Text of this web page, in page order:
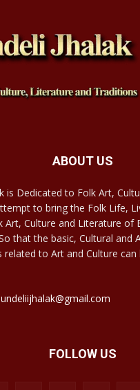
ABOUT US
is Dedicated to Folk Art,
to bring the Folk Life,
Art, Culture and Literature of
that the basic, Cultural and
related to Art and Culture can
FOLLOW US